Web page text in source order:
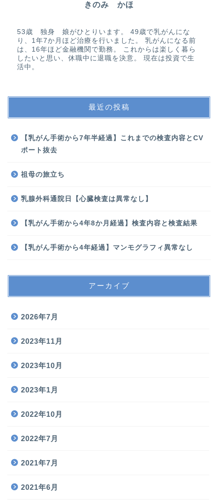
きのみ かほ
53歳 独身 娘がひとりいます。 49歳で乳がんにな
り、1年7か月ほど治療を行いました。 乳がんになる前
は、16年ほど金融機関で勤務。 これからは楽しく暮ら
したいと思い、休職中に退職を決意。 現在は投資で生
活中。
最近の投稿
【乳がん手術から7年半経過】これまでの検査内容とCV
ポート抜去
祖母の旅立ち
乳腺外科通院日【心臓検査は異常なし】
【乳がん手術から4年8か月経過】検査内容と検査結果
【乳がん手術から4年経過】マンモグラフィ異常なし
アーカイブ
2026年7月
2023年11月
2023年10月
2023年1月
2022年10月
2022年7月
2021年7月
2021年6月